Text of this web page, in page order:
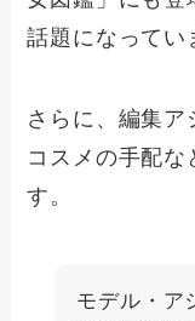
話題になってい
さらに、編集ア
コスメの手配な
す。
モデル・ア